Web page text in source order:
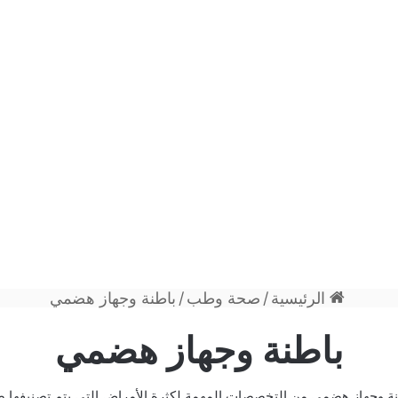
الرئيسية / صحة وطب / باطنة وجهاز هضمي
باطنة وجهاز هضمي